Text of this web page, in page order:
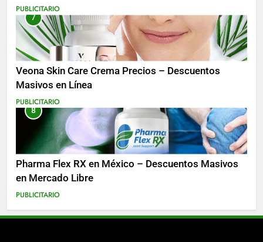
Costa Rica y Más
PUBLICITARIO
7
Veona Skin Care Crema Precios – Descuentos
Masivos en Línea
PUBLICITARIO
8
Pharma Flex RX en México – Descuentos Masivos
en Mercado Libre
PUBLICITARIO